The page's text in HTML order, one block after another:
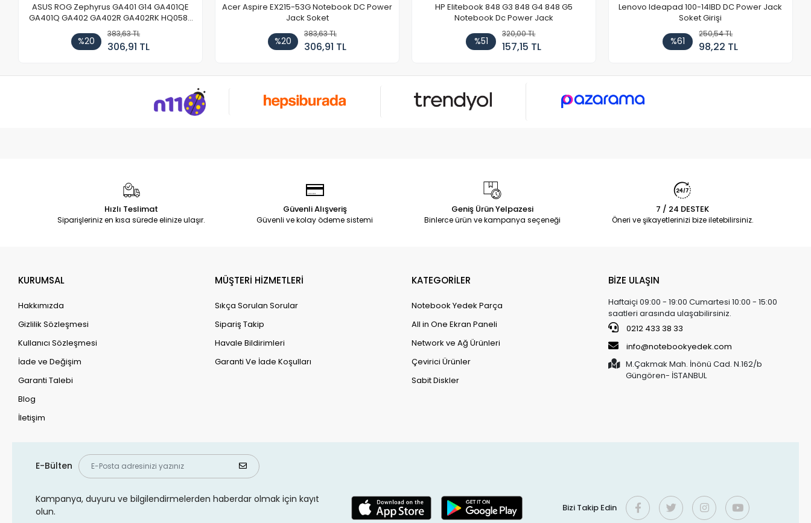
ASUS ROG Zephyrus GA401 G14 GA401QE
GA401Q GA402 GA402R GA402RK HQ058T
GA503QR GA503QS GA503QM GA503QE
GX650 Notebook DC Power Jack Soketi
%20
383,63 TL
306,91 TL
Acer Aspire EX215-53G Notebook DC Power
Jack Soket
%20
383,63 TL
306,91 TL
HP Elitebook 848 G3 848 G4 848 G5
Notebook Dc Power Jack
%51
320,00 TL
157,15 TL
Lenovo Ideapad 100-14IBD DC Power Jack
Soket Girişi
%61
250,54 TL
98,22 TL
Hızlı Teslimat
Siparişleriniz en kısa sürede elinize ulaşır.
Güvenli Alışveriş
Güvenli ve kolay ödeme sistemi
Geniş Ürün Yelpazesi
Binlerce ürün ve kampanya seçeneği
7 / 24 DESTEK
Öneri ve şikayetlerinizi bize iletebilirsiniz.
KURUMSAL
Hakkımızda
Gizlilik Sözleşmesi
Kullanıcı Sözleşmesi
İade ve Değişim
Garanti Talebi
Blog
İletişim
MÜŞTERİ HİZMETLERİ
Sıkça Sorulan Sorular
Sipariş Takip
Havale Bildirimleri
Garanti Ve İade Koşulları
KATEGORİLER
Notebook Yedek Parça
All in One Ekran Paneli
Network ve Ağ Ürünleri
Çevirici Ürünler
Sabit Diskler
BİZE ULAŞIN
Haftaiçi 09:00 - 19:00 Cumartesi 10:00 - 15:00
saatleri arasında ulaşabilirsiniz.
0212 433 38 33
info@notebookyedek.com
M.Çakmak Mah. İnönü Cad. N.162/b
Güngören- İSTANBUL
E-Bülten
Kampanya, duyuru ve bilgilendirmelerden haberdar olmak için kayıt
olun.
Bizi Takip Edin